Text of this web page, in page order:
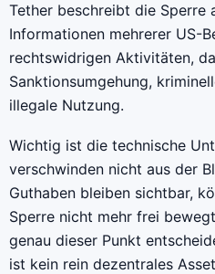
Tether beschreibt die Sperre
Informationen mehrerer US-
rechtswidrigen Aktivitäten,
Sanktionsumgehung,
illegale Nutzung.
Wichtig ist die technische
verschwinden nicht aus der
Guthaben bleiben sichtbar,
Sperre nicht mehr frei
genau dieser Punkt
ist kein rein dezentrales